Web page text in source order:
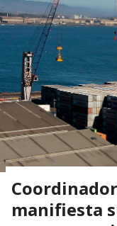
manifiesta